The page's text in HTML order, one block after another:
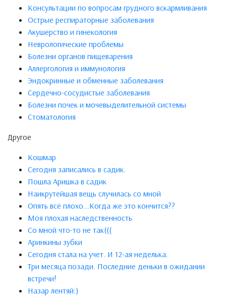
Консультации по вопросам грудного вскармливания
Острые респираторные заболевания
Акушерство и гинекология
Неврологические проблемы
Болезни органов пищеварения
Аллергология и иммунология
Эндокринные и обменные заболевания
Сердечно-сосудистые заболевания
Болезни почек и мочевыделительной системы
Стоматология
Другое
Кошмар
Сегодня записались в садик.
Пошла Аришка в садик
Наикрутейшая вещь случилась со мной
Опять всё плохо...Когда же это кончится??
Моя плохая наследственность
Со мной что-то не так(((
Аринкины зубки
Сегодня стала на учет. И 12-ая неделька.
Три месяца позади. Последние деньки в ожидании
встречи!
Назар лентяй:)